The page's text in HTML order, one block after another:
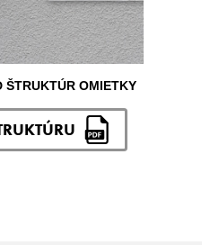
ŠTRUKTÚR OMIETKY